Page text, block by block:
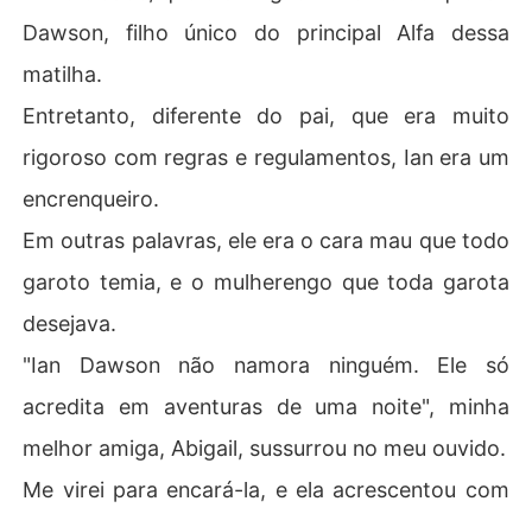
Dawson, filho único do principal Alfa dessa
matilha.
Entretanto, diferente do pai, que era muito
rigoroso com regras e regulamentos, Ian era um
encrenqueiro.
Em outras palavras, ele era o cara mau que todo
garoto temia, e o mulherengo que toda garota
desejava.
"Ian Dawson não namora ninguém. Ele só
acredita em aventuras de uma noite", minha
melhor amiga, Abigail, sussurrou no meu ouvido.
Me virei para encará-la, e ela acrescentou com